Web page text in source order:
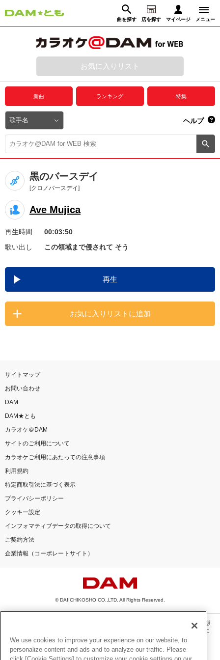
曲を探す 店を探す マイページ メニュー
動画からさがす 録音からさがす
ログイン
プレミアムサービス
DAM★とも動画
DAM★とも録音
カラオケ＠DAM
ユーザー検索
キャンペーン
お知らせ よくあるご質問
DAMの新曲・ランキングなど
カラオケ最新情報をチェック！
お気に入りリスト
新曲 ランキング 特集
ヘルプ
黒のバースデイ
[クロノバースデイ]
Ave Mujica
再生時間
00:03:50
歌い出し
この領域まで侵されて そう
再生
お気に入りリストに追加
サイトマップ
お問い合わせ
DAM
DAM★とも
カラオケ＠DAM
サイトのご利用について
カラオケご利用にあたっての注意事項
利用規約
特定商取引法に基づく表示
プライバシーポリシー
クッキー設定
インフォマティブデータの取得について
ご契約方法
企業情報（コーポレートサイト）
© DAIICHIKOSHO CO.,LTD. All Rights Reserved.
このサイトに掲載されている一切の文章・画像・写真・動画・音声等を、手段や形態
を問わず、著作権法の定める範囲を超えて無断で複製、転載、ファイル化などするこ
とを禁じます。
楽曲及びコンテンツは、機種によりご利用いただけない場合があります。
We use cookies to improve your experience on our website, to
personalize content and ads and to analyze our traffic. Please